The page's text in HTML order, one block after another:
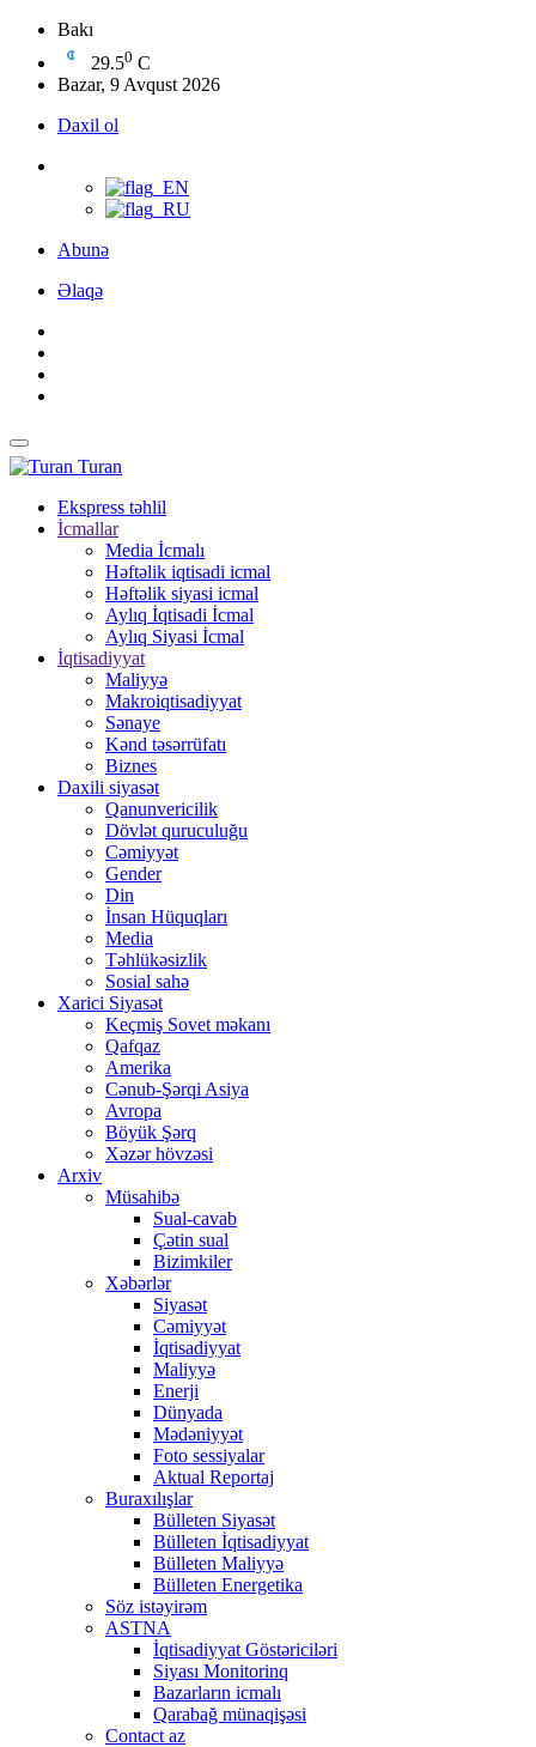
Bakı
29.50 C
Bazar, 9 Avqust 2026
Daxil ol
Abunə
Əlaqə
Turan
Ekspress təhlil
İcmallar
Media İcmalı
Həftəlik iqtisadi icmal
Həftəlik siyasi icmal
Aylıq İqtisadi İcmal
Aylıq Siyasi İcmal
İqtisadiyyat
Maliyyə
Makroiqtisadiyyat
Sənaye
Kənd təsərrüfatı
Biznes
Daxili siyasət
Qanunvericilik
Dövlət quruculuğu
Cəmiyyət
Gender
Din
İnsan Hüquqları
Media
Təhlükəsizlik
Sosial sahə
Xarici Siyasət
Keçmiş Sovet məkanı
Qafqaz
Amerika
Cənub-Şərqi Asiya
Avropa
Böyük Şərq
Xəzər hövzəsi
Arxiv
Müsahibə
Sual-cavab
Çətin sual
Bizimkiler
Xəbərlər
Siyasət
Cəmiyyət
İqtisadiyyat
Maliyyə
Enerji
Dünyada
Mədəniyyət
Foto sessiyalar
Aktual Reportaj
Buraxılışlar
Bülleten Siyasət
Bülleten İqtisadiyyat
Bülleten Maliyyə
Bülleten Energetika
Söz istəyirəm
ASTNA
İqtisadiyyat Göstəriciləri
Siyası Monitorinq
Bazarların icmalı
Qarabağ münaqişəsi
Contact az